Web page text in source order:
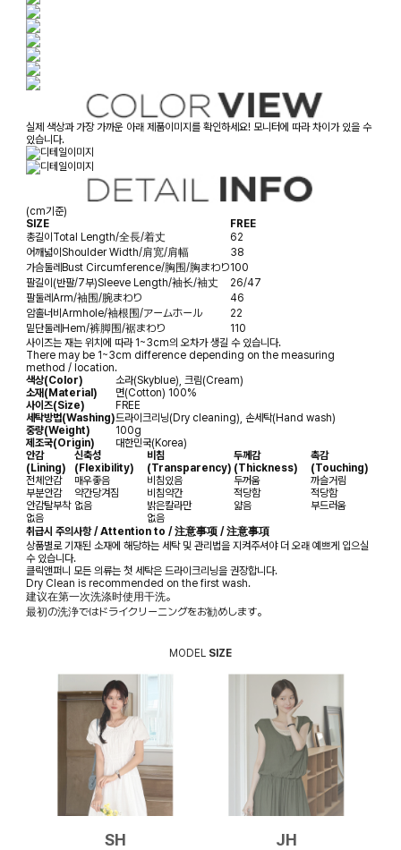
실제 색상과 가장 가까운 아래 제품이미지를 확인하세요! 모니터에 따라 차이가 있을 수
있습니다.
(cm기준)
SIZE
FREE
총길이Total Length/全長/着丈
62
어깨넓이Shoulder Width/肩宽/肩幅
38
가슴둘레Bust Circumference/胸围/胸まわり100
팔길이(반팔/7부)Sleeve Length/袖长/袖丈
26/47
팔둘레Arm/袖围/腕まわり
46
암홀너비Armhole/袖根围/アームホール
22
밑단둘레Hem/裤脚围/裾まわり
110
사이즈는 재는 위치에 따라 1~3cm의 오차가 생길 수 있습니다.
There may be 1~3cm difference depending on the measuring
method / location.
색상(Color)
소라(Skyblue), 크림(Cream)
소재(Material)
면(Cotton) 100%
사이즈(Size)
FREE
세탁방법(Washing)드라이크리닝(Dry cleaning), 손세탁(Hand wash)
중량(Weight)
100g
제조국(Origin)
대한민국(Korea)
안감
(Lining)
신축성
(Flexibility)
비침
(Transparency)
두께감
(Thickness)
촉감
(Touching)
전체안감
매우좋음 비침있음 두꺼움
까슬거림
부분안감
약간당겨짐 비침약간 적당함
적당함
안감탈부착 없음 밝은칼라만 얇음
부드러움
없음
없음
취급시 주의사항 / Attention to / 注意事项 / 注意事項
상품별로 기재된 소재에 해당하는 세탁 및 관리법을 지켜주셔야 더 오래 예쁘게 입으실
수 있습니다.
클릭앤퍼니 모든 의류는 첫 세탁은 드라이크리닝을 권장합니다.
Dry Clean is recommended on the first wash.
建议在第一次洗涤时使用干洗。
最初の洗浄ではドライクリーニングをお勧めします。
MODEL SIZE
SH JH